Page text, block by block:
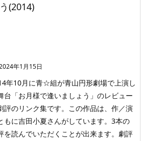
(2014)
年1月15日
年10月に青☆組が青山円形劇場で上演し
台「お月様で逢いましょう」のレビュー
評のリンク集です。この作品は、作／演
もに吉田小夏さんがしています。3本の
を読んでいただくことが出来ます。劇評